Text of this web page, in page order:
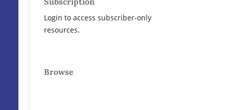
Login to access subscriber-only
resources.
Browse